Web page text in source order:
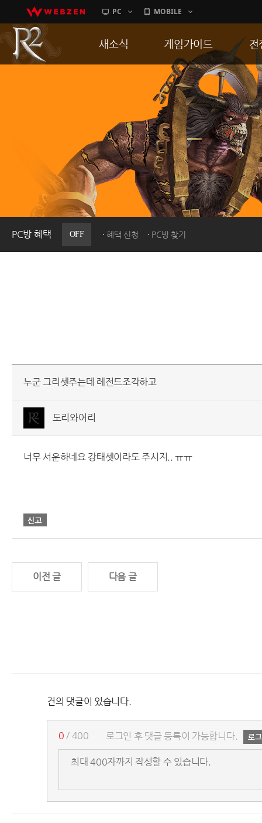
PC MOBILE
PC방 혜택 OFF 혜택 신청 PC방 찾기
새소식
이벤트
히스토리
PC방으로간다
게임가이드
게임 특징
서버가이드
신병훈련소
세부가이드
통합보급센터
전
통
공
누군 그리셋주는데 레전드조각하고
도리와어리
너무 서운하네요 강태셋이라도 주시지.. ㅠㅠ
이전 글 다음 글
건의 댓글이 있습니다.
로그인 후 댓글 등록이 가능합니다.
0 / 400